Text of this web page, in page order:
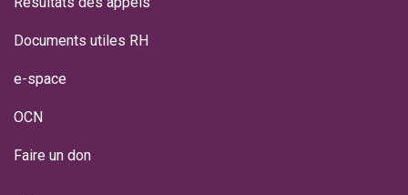
Documents utiles RH
e-space
OCN
Faire un don